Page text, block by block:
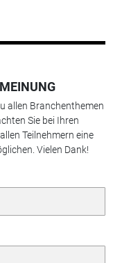
allen Branchenthemen
Sie bei Ihren
Teilnehmern eine
Vielen Dank!